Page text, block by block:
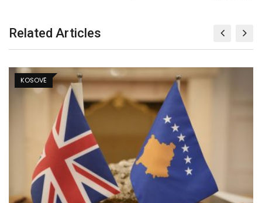
Related Articles
LAJME